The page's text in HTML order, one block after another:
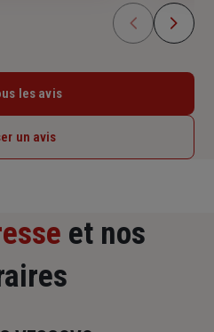
les avis
un avis
et nos